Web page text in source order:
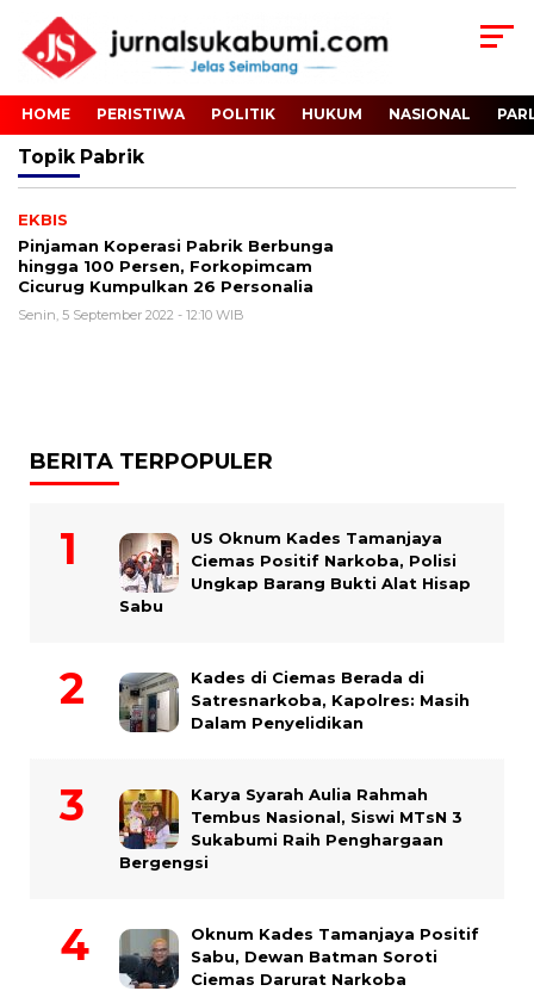
HOME PERISTIWA POLITIK HUKUM NASIONAL
Topik Pabrik
EKBIS
Pinjaman Koperasi Pabrik Berbunga
hingga 100 Persen, Forkopimcam
Cicurug Kumpulkan 26 Personalia
Senin, 5 September 2022 - 12:10 WIB
BERITA TERPOPULER
US Oknum Kades Tamanjaya
Ciemas Positif Narkoba, Polisi
Ungkap Barang Bukti Alat Hisap
Sabu
Kades di Ciemas Berada di
Satresnarkoba, Kapolres: Masih
Dalam Penyelidikan
Karya Syarah Aulia Rahmah
Tembus Nasional, Siswi MTsN 3
Sukabumi Raih Penghargaan
Bergengsi
Oknum Kades Tamanjaya Positif
Sabu, Dewan Batman Soroti
Ciemas Darurat Narkoba